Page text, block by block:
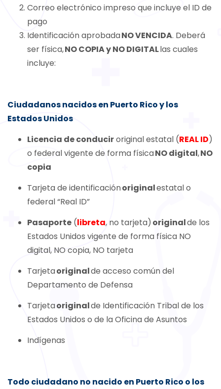
Correo electrónico impreso que incluye el ID de
pago
Identificación aprobadaNO VENCIDA. Deberá
ser física,NO COPIA y NO DIGITALlas cuales
incluye:
Ciudadanos nacidos en Puerto Rico y los
Estados Unidos
Licencia de conduciroriginal estatal (REAL ID)
o federal vigente de forma físicaNO digital,NO
copia
Tarjeta de identificaciónoriginalestatal o
federal “Real ID”
Pasaporte (libreta, no tarjeta) originalde los
Estados Unidos vigente de forma física NO
digital, NO copia, NO tarjeta
Tarjetaoriginalde acceso común del
Departamento de Defensa
Tarjetaoriginalde Identificación Tribal de los
Estados Unidos o de la Oficina de Asuntos
Indígenas
Todo ciudadano no nacido en Puerto Rico o los